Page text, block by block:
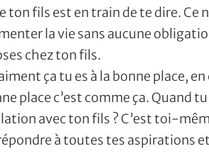
ton fils est en train de te dire. Ce
la vie sans aucune
chez ton fils.
ça tu es à la bonne place,
place c’est comme ça. Quand
avec ton fils ? C’est toi-
à toutes tes aspirations